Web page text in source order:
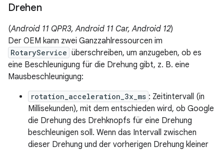
Drehen
(Android 11 QPR3, Android 11 Car, Android 12)
Der OEM kann zwei Ganzzahlressourcen im
RotaryService überschreiben, um anzugeben, ob es
eine Beschleunigung für die Drehung gibt, z. B. eine
Mausbeschleunigung:
rotation_acceleration_3x_ms : Zeitintervall (in
Millisekunden), mit dem entschieden wird, ob Google
die Drehung des Drehknopfs für eine Drehung
beschleunigen soll. Wenn das Intervall zwischen
dieser Drehung und der vorherigen Drehung kleiner